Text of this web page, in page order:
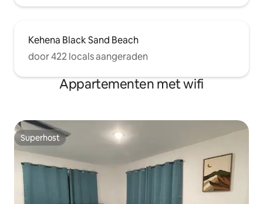
Kehena Black Sand Beach
door 422 locals aangeraden
Appartementen met wifi
Superhost
Superhost